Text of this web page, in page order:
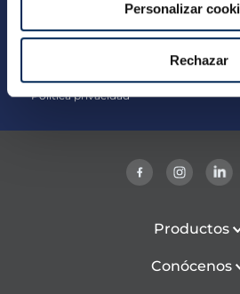
Personalizar
Rechazar
Quiero recibir información comercial y
productos, novedades y/o eventos de
Política privacidad
Productos
Conócenos